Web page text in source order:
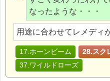
なったような・・・
用途に合わせてレメディ
17.ホーンビーム
28.スク
37.ワイルドローズ